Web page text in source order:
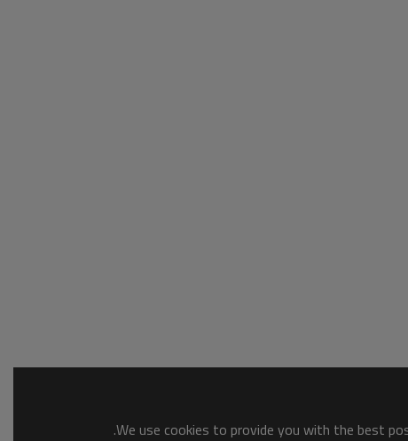
We use cookies to provide you with the best